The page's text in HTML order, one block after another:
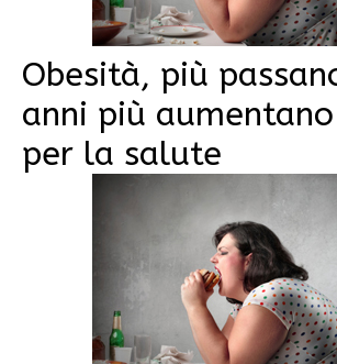
Obesità, più
anni più
per la salute